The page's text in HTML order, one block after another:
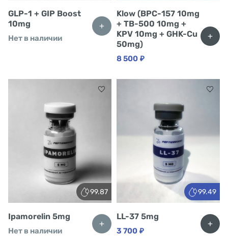
GLP-1 + GIP Boost
10mg
Нет в наличии
+
Klow (BPC-157 10mg
+ TB-500 10mg +
KPV 10mg + GHK-Cu
50mg)
8 500 ₽
+
99.87
Ipamorelin 5mg
Нет в наличии
+
99.49
LL-37 5mg
3 700 ₽
+